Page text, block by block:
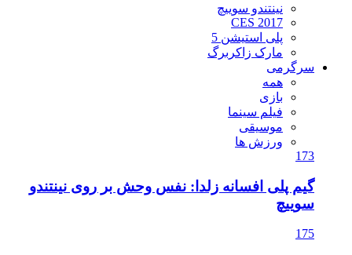
نینتندو سوییچ
CES 2017
پلی استیشن 5
مارک زاکربرگ
سرگرمی
همه
بازی
فیلم سینما
موسیقی
ورزش ها
173
گیم پلی افسانه زلدا: نفس وحش بر روی نینتندو
سوییچ
175